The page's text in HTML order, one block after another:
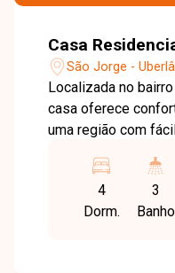
Casa
São Jorge -
Localizada no
casa oferece
uma região com
principais vias da
busca qualidade de vida. O
178m² de área
4
Dorm.
3
Banho